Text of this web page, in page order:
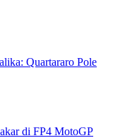
Quartararo Pole
di FP4 MotoGP